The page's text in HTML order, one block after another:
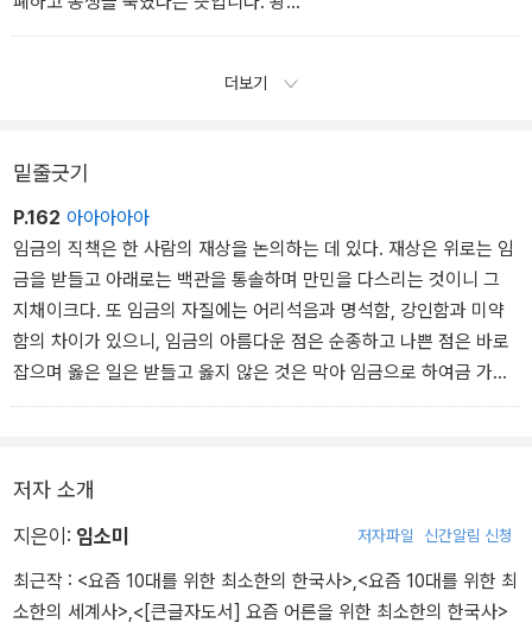
권 강화에 집중하는 과정에서 광해군과 대북파는 여러 무리수를 두었
된 뒤 살해되었어요. 영창대군을 낳은 인목왕후는 궁에 갇혀 창덕궁
로 낙인찍으며 인조반정을 일으켰고, 남인도 이에 동조하면서 광해군
이 쫓겨납니다. 1623년, 그의 나이 49세였어요.
--- ‘청나라에 굴복한 인조의 굴욕’ 중에서
더보기
밑줄긋기
P.162 아아아아아
임금의 직책은 한 사람의 재상을 논의하는 데 있다. 재상은 위로는 임
금을 받들고 아래로는 백관을 통솔하며 만민을 다스리는 것이니 그
지채이크다. 또 임금의 자질에는 어리석음과 명석함, 강인함과 미약
함의 차이가 있으니, 임금의 아름다운 점은 순종하고 나쁜 점은 바로
잡으며 옳은 일은 받들고 옳지 않은 것은 막아 임금으로 하여금 가장
올바른 길에 들게 해야 한다.
저자 소개
지은이: 임소미 저자파일 신간알림 신청
최근작 : <요즘 10대를 위한 최소한의 한국사>,<요즘 10대를 위한 최
소한의 세계사>,<[큰글자도서] 요즘 어른을 위한 최소한의 한국사>